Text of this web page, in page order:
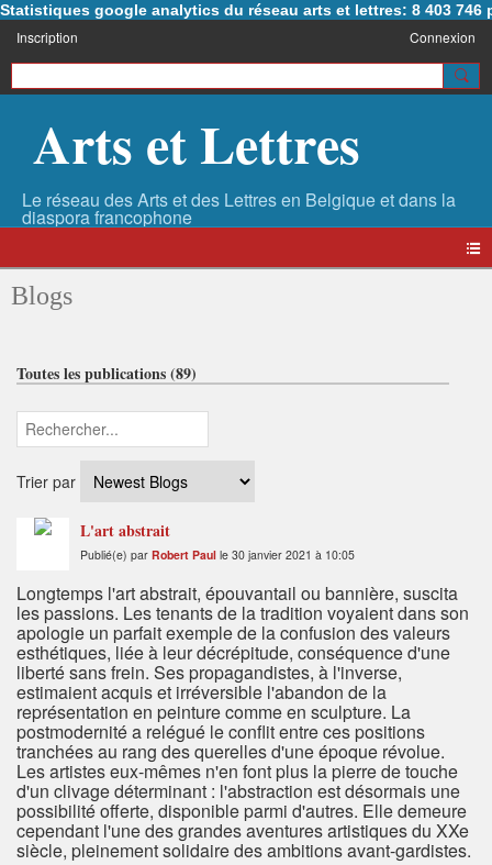
Statistiques google analytics du réseau arts et lettres: 8 403 746
Inscription Connexion
Arts et Lettres
Blogs
Toutes les publications (89)
Trier par
L'art abstrait
Publié(e) par Robert Paul le 30 janvier 2021 à 10:05
Longtemps l'art abstrait, épouvantail ou bannière, suscita
les passions. Les tenants de la tradition voyaient dans son
apologie un parfait exemple de la confusion des valeurs
esthétiques, liée à leur décrépitude, conséquence d'une
liberté sans frein. Ses propagandistes, à l'inverse,
estimaient acquis et irréversible l'abandon de la
représentation en peinture comme en sculpture. La
postmodernité a relégué le conflit entre ces positions
tranchées au rang des querelles d'une époque révolue.
Les artistes eux-mêmes n'en font plus la pierre de touche
d'un clivage déterminant : l'abstraction est désormais une
possibilité offerte, disponible parmi d'autres. Elle demeure
cependant l'une des grandes aventures artistiques du XXe
siècle, pleinement solidaire des ambitions avant-gardistes.